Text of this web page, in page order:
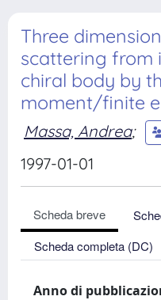
Three
scattering from
chiral body by
moment/finite
Massa, Andrea;
1997-01-01
Scheda breve
Scheda completa (DC)
Anno di